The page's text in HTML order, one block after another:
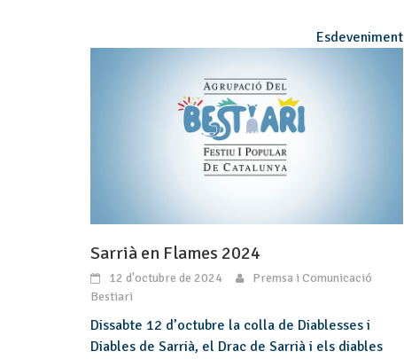
Esdeveniment
Sarrià en Flames 2024
12 d'octubre de 2024
Premsa i Comunicació
Bestiari
Dissabte 12 d’octubre la colla de Diablesses i
Diables de Sarrià, el Drac de Sarrià i els diables